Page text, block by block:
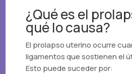
¿Qué es el
qué lo causa?
El prolapso uterino ocurre
ligamentos que sostienen el
Esto puede suceder por: